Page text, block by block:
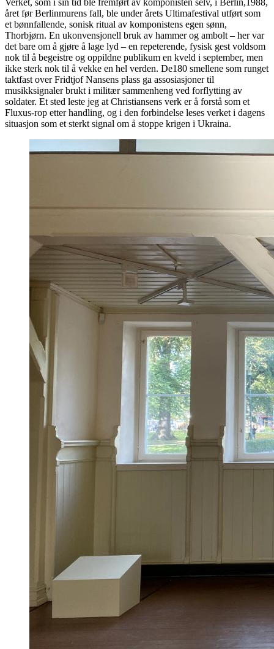
Verket, som i sin tid ble fremført av komponisten selv, i Berlin,1988,
året før Berlinmurens fall, ble under årets Ultimafestival utført som
et bønnfallende, sonisk ritual av komponistens egen sønn,
Thorbjørn. En ukonvensjonell bruk av hammer og ambolt – her var
det bare om å gjøre å lage lyd – en repeterende, fysisk gest voldsom
nok til å begeistre og oppildne publikum en kveld i september, men
ikke sterk nok til å vekke en hel verden. De180 smellene som runget
taktfast over Fridtjof Nansens plass ga assosiasjoner til
musikksignaler brukt i militær sammenheng ved forflytting av
soldater. Et sted leste jeg at Christiansens verk er å forstå som et
Fluxus-rop etter handling, og i den forbindelse leses verket i dagens
situasjon som et sterkt signal om å stoppe krigen i Ukraina.